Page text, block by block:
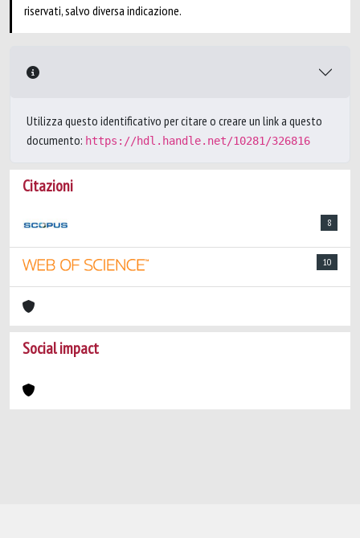
riservati, salvo diversa indicazione.
Utilizza questo identificativo per citare o creare un link a questo
documento: https://hdl.handle.net/10281/326816
Citazioni
8
10
Social impact